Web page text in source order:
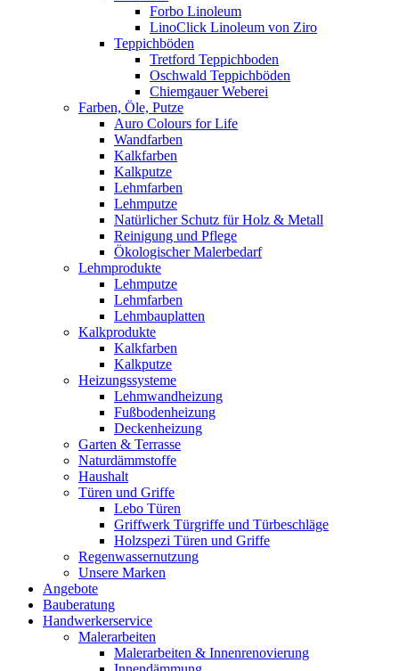
Forbo Linoleum
LinoClick Linoleum von Ziro
Teppichböden
Tretford Teppichboden
Oschwald Teppichböden
Chiemgauer Weberei
Farben, Öle, Putze
Auro Colours for Life
Wandfarben
Kalkfarben
Kalkputze
Lehmfarben
Lehmputze
Natürlicher Schutz für Holz & Metall
Reinigung und Pflege
Ökologischer Malerbedarf
Lehmprodukte
Lehmputze
Lehmfarben
Lehmbauplatten
Kalkprodukte
Kalkfarben
Kalkputze
Heizungssysteme
Lehmwandheizung
Fußbodenheizung
Deckenheizung
Garten & Terrasse
Naturdämmstoffe
Haushalt
Türen und Griffe
Lebo Türen
Griffwerk Türgriffe und Türbeschläge
Holzspezi Türen und Griffe
Regenwassernutzung
Unsere Marken
Angebote
Bauberatung
Handwerkerservice
Malerarbeiten
Malerarbeiten & Innenrenovierung